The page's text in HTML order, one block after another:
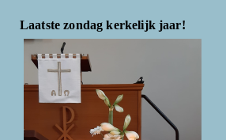
Laatste zondag kerkelijk jaar!